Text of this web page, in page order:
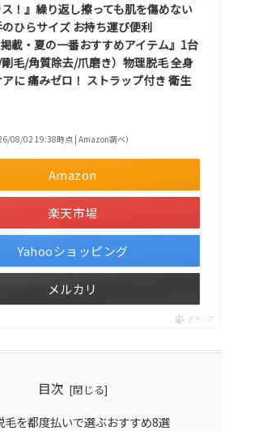
！』繰り返し擦っても肌を傷めない
ひらサイズ お持ち運び便利
掲載・夏の一番おすすめアイテム』1台
毛/角質除去/爪磨き）物理脱毛 全身
に 痛みゼロ！ ストラップ付き 衛生
08/02 19:38時点 | Amazon調べ）
Amazon
楽天市場
Yahooショッピング
メルカリ
ポチップ
目次
毛を都度払いで選ぶおすすめ8選